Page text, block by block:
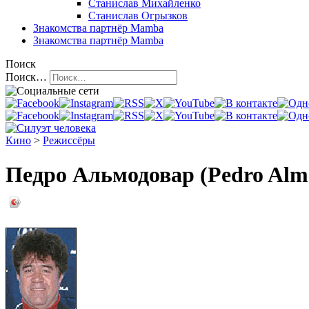
Станислав Михайленко
Станислав Огрызков
Знакомства партнёр Mamba
Знакомства партнёр Mamba
Поиск
Поиск…
Кино > Режиссёры
Педро Альмодовар (Pedro